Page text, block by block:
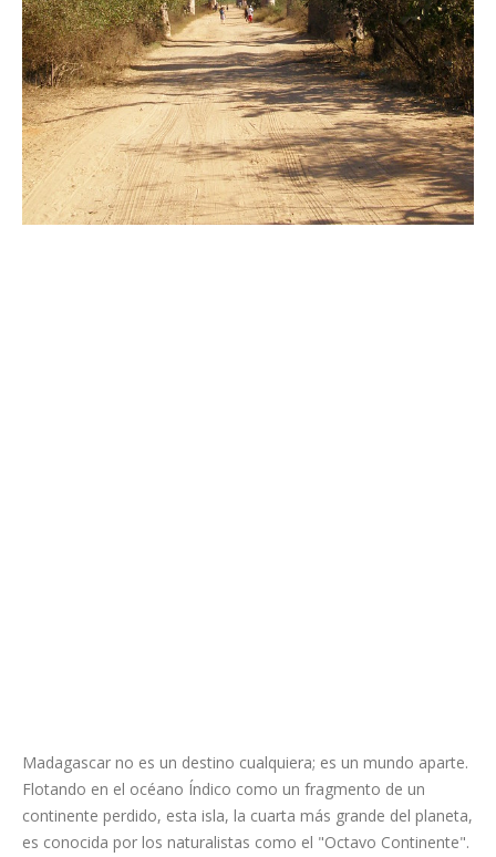
Madagascar no es un destino cualquiera; es un mundo aparte.
Flotando en el océano Índico como un fragmento de un
continente perdido, esta isla, la cuarta más grande del planeta,
es conocida por los naturalistas como el "Octavo Continente".